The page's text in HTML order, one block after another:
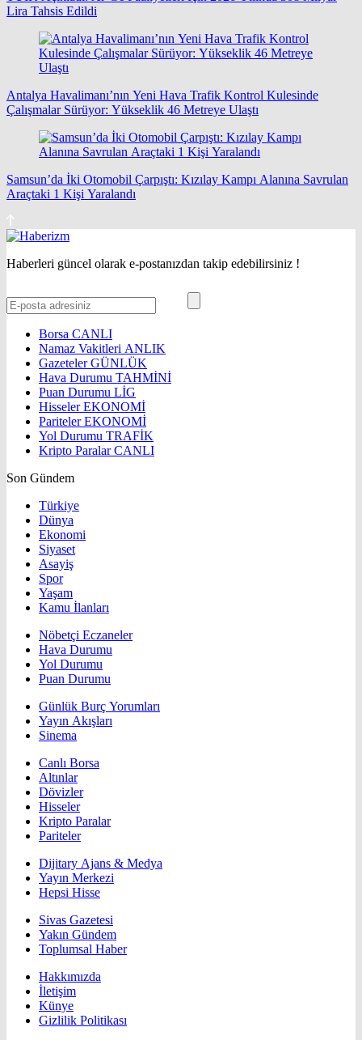
Lira Tahsis Edildi
Antalya Havalimanı’nın Yeni Hava Trafik Kontrol Kulesinde
Çalışmalar Sürüyor: Yükseklik 46 Metreye Ulaştı
Samsun’da İki Otomobil Çarpıştı: Kızılay Kampı Alanına Savrulan
Araçtaki 1 Kişi Yaralandı
Haberleri güncel olarak e-postanızdan takip edebilirsiniz !
Borsa CANLI
Namaz Vakitleri ANLIK
GazetelerGÜNLÜK
Hava Durumu TAHMİNİ
Puan Durumu LİG
HisselerEKONOMİ
ParitelerEKONOMİ
Yol Durumu TRAFİK
Kripto ParalarCANLI
Son Gündem
Türkiye
Dünya
Ekonomi
Siyaset
Asayiş
Spor
Yaşam
Kamu İlanları
Nöbetçi Eczaneler
Hava Durumu
Yol Durumu
Puan Durumu
Günlük Burç Yorumları
Yayın Akışları
Sinema
Canlı Borsa
Altınlar
Dövizler
Hisseler
Kripto Paralar
Pariteler
Dijitary Ajans & Medya
Yayın Merkezi
Hepsi Hisse
Sivas Gazetesi
Yakın Gündem
Toplumsal Haber
Hakkımızda
İletişim
Künye
Gizlilik Politikası